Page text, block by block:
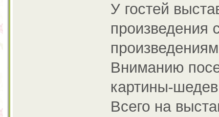
У гостей
произведения
Вниманию
картины-
Всего на